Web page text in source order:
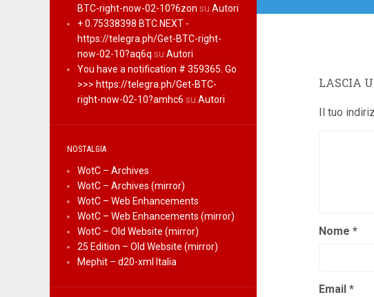
BTC-right-now-02-10?6zon su Autori
+ 0.75338398 BTC.NEXT -
https://telegra.ph/Get-BTC-right-
now-02-10?aq6q su Autori
You have a notification # 359365. Go
>>> https://telegra.ph/Get-BTC-
right-now-02-10?amhc6 su Autori
NOSTALGIA
WotC – Archives
WotC – Archives (mirror)
WotC – Web Enhancements
WotC – Web Enhancements (mirror)
WotC – Old Website (mirror)
25 Edition – Old Website (mirror)
Mephit – d20-xml Italia
LASCIA
Il tuo
Nome *
Email *